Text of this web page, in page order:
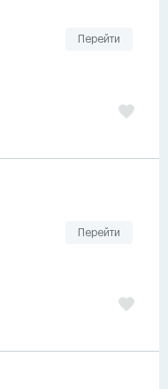
Перейти
Перейти